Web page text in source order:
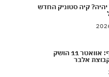
יהיה? קיה סטוניק החדש
מרים את הרף: אוואטר 11 הושק
אלבר